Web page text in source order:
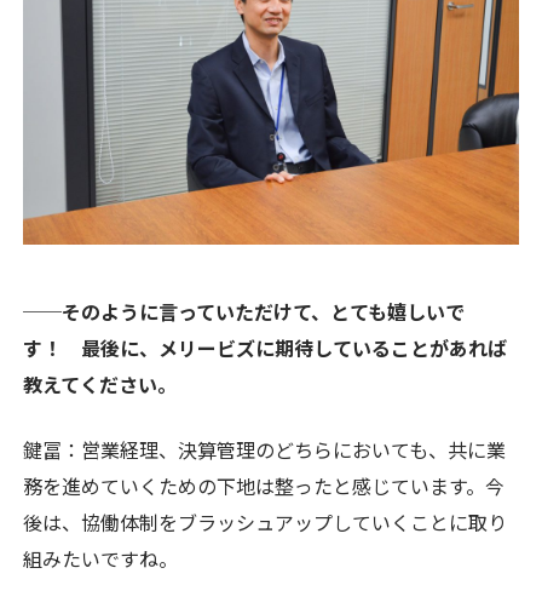
──そのように言っていただけて、とても嬉しいで
す！ 最後に、メリービズに期待していることがあれば
教えてください。
鍵冨： 営業経理、決算管理のどちらにおいても、共に業
務を進めていくための下地は整ったと感じています。今
後は、協働体制をブラッシュアップしていくことに取り
組みたいですね。